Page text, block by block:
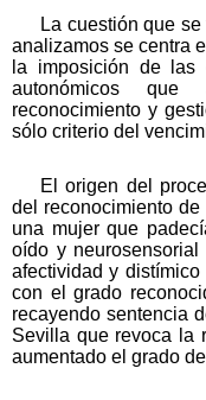
La cuestión que
analizamos se centra
la imposición de las
autonómicos que
reconocimiento y
sólo criterio del
El origen del
del reconocimiento
una mujer que
oído y
afectividad y
con el grado
recayendo sentencia
Sevilla que revoca la
aumentado el grado